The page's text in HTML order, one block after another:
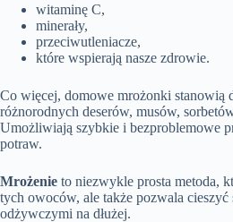
witaminę C,
minerały,
przeciwutleniacze,
które wspierają nasze zdrowie.
Co więcej, domowe mrożonki stanowią
różnorodnych deserów, musów,
Umożliwiają szybkie i bezproblemowe
potraw.
Mrożenie to niezwykle prosta metoda,
tych owoców, ale także pozwala cieszyć
odżywczymi na dłużej.